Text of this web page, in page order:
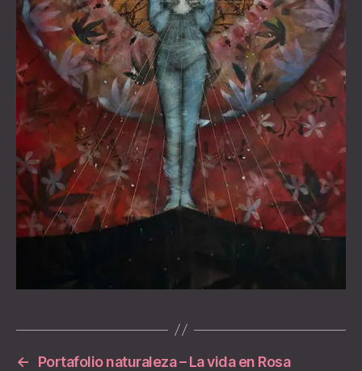
←
Portafolio naturaleza – La vida en Rosa